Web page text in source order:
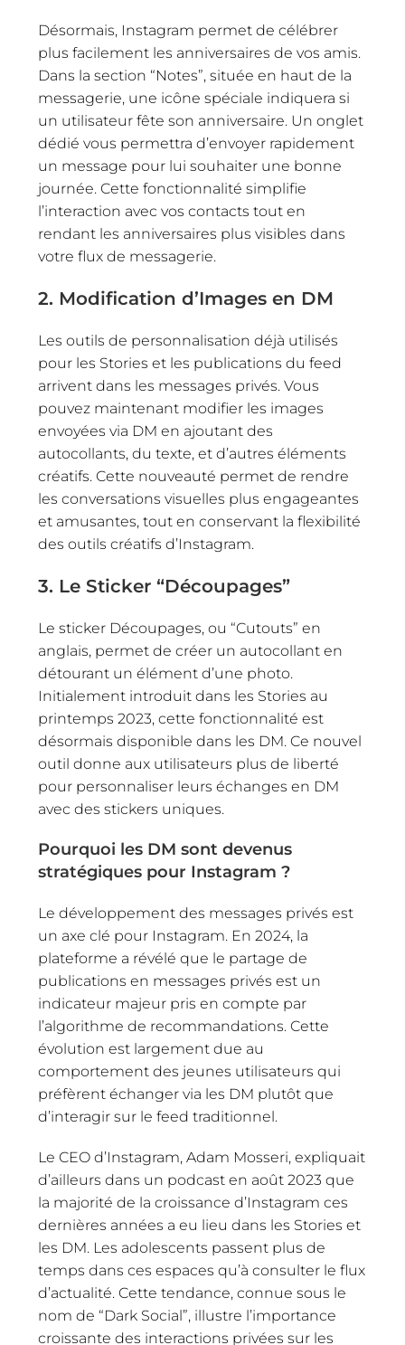
Désormais, Instagram permet de célébrer
plus facilement les anniversaires de vos amis.
Dans la section “Notes”, située en haut de la
messagerie, une icône spéciale indiquera si
un utilisateur fête son anniversaire. Un onglet
dédié vous permettra d’envoyer rapidement
un message pour lui souhaiter une bonne
journée. Cette fonctionnalité simplifie
l’interaction avec vos contacts tout en
rendant les anniversaires plus visibles dans
votre flux de messagerie.
2. Modification d’Images en DM
Les outils de personnalisation déjà utilisés
pour les Stories et les publications du feed
arrivent dans les messages privés. Vous
pouvez maintenant modifier les images
envoyées via DM en ajoutant des
autocollants, du texte, et d’autres éléments
créatifs. Cette nouveauté permet de rendre
les conversations visuelles plus engageantes
et amusantes, tout en conservant la flexibilité
des outils créatifs d’Instagram.
3. Le Sticker “Découpages”
Le sticker Découpages, ou “Cutouts” en
anglais, permet de créer un autocollant en
détourant un élément d’une photo.
Initialement introduit dans les Stories au
printemps 2023, cette fonctionnalité est
désormais disponible dans les DM. Ce nouvel
outil donne aux utilisateurs plus de liberté
pour personnaliser leurs échanges en DM
avec des stickers uniques.
Pourquoi les DM sont devenus
stratégiques pour Instagram ?
Le développement des messages privés est
un axe clé pour Instagram. En 2024, la
plateforme a révélé que le partage de
publications en messages privés est un
indicateur majeur pris en compte par
l’algorithme de recommandations. Cette
évolution est largement due au
comportement des jeunes utilisateurs qui
préfèrent échanger via les DM plutôt que
d’interagir sur le feed traditionnel.
Le CEO d’Instagram, Adam Mosseri, expliquait
d’ailleurs dans un podcast en août 2023 que
la majorité de la croissance d’Instagram ces
dernières années a eu lieu dans les Stories et
les DM. Les adolescents passent plus de
temps dans ces espaces qu’à consulter le flux
d’actualité. Cette tendance, connue sous le
nom de “Dark Social”, illustre l’importance
croissante des interactions privées sur les